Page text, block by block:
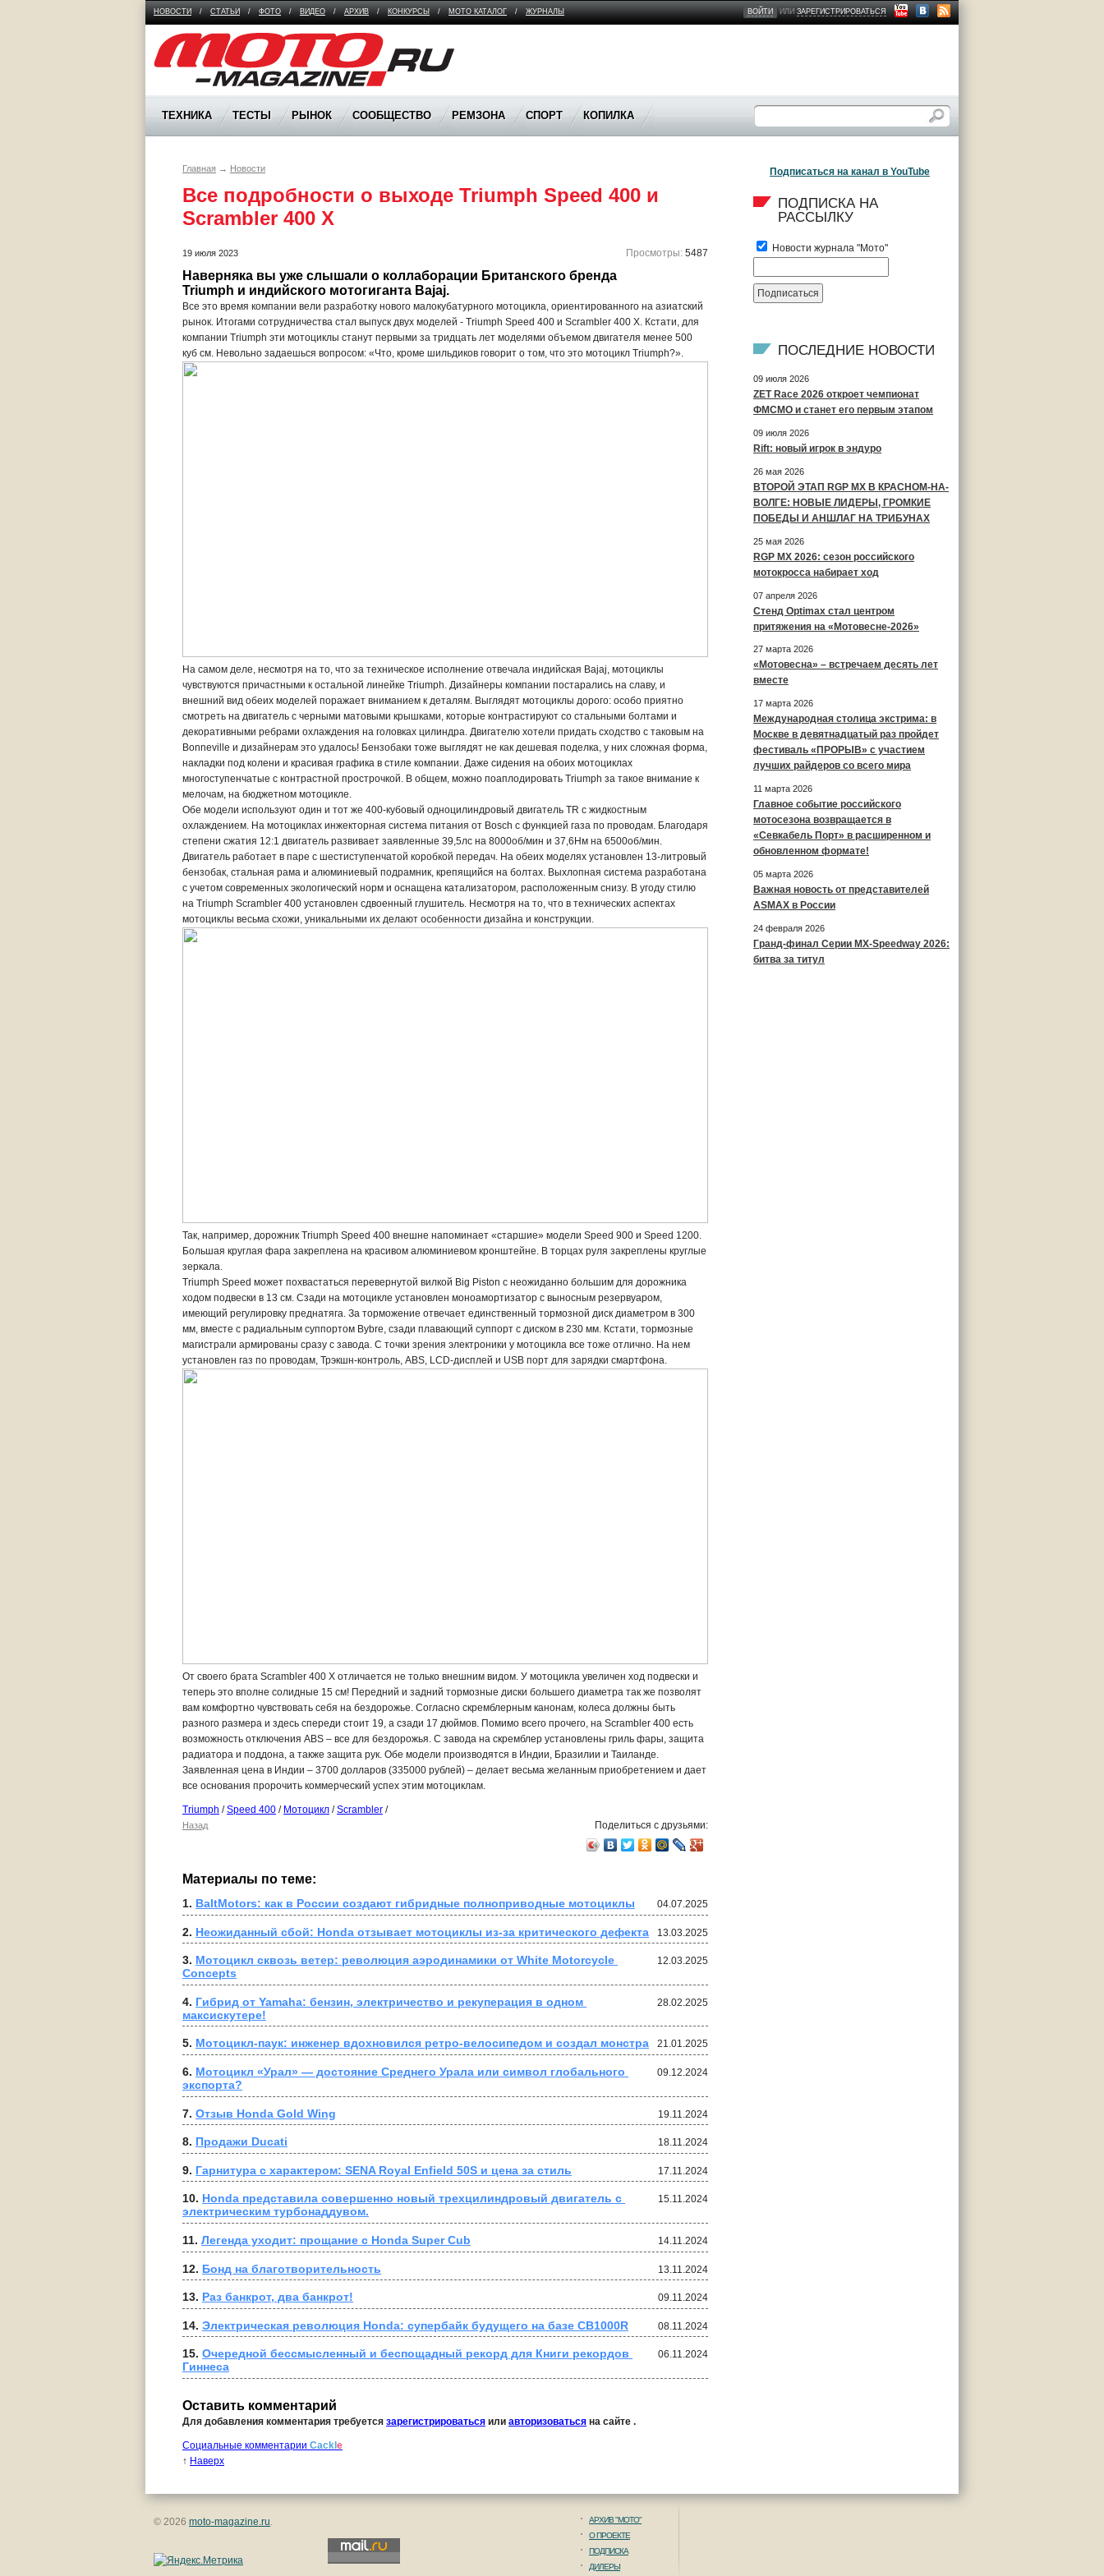
НОВОСТИ / СТАТЬИ / ФОТО / ВИДЕО / АРХИВ / КОНКУРСЫ / МОТО КАТАЛОГ / ЖУРНАЛЫ ВОЙТИ ИЛИЗАРЕГИСТРИРОВАТЬСЯ
Moto Magazine
ТЕХНИКА ТЕСТЫ РЫНОК СООБЩЕСТВО РЕМЗОНА СПОРТ КОПИЛКА
Главная → Новости
Все подробности о выходе Triumph Speed 400 и
Scrambler 400 X
Просмотры: 5487
19 июля 2023
Наверняка вы уже слышали о коллаборации Британского бренда
Triumph и индийского мотогиганта Bajaj.
Все это время компании вели разработку нового малокубатурного мотоцикла, ориентированного на азиатский
рынок. Итогами сотрудничества стал выпуск двух моделей - Triumph Speed 400 и Scrambler 400 X. Кстати, для
компании Triumph эти мотоциклы станут первыми за тридцать лет моделями объемом двигателя менее 500
куб см. Невольно задаешься вопросом: «Что, кроме шильдиков говорит о том, что это мотоцикл Triumph?».
На самом деле, несмотря на то, что за техническое исполнение отвечала индийская Bajaj, мотоциклы
чувствуются причастными к остальной линейке Triumph. Дизайнеры компании постарались на славу, и
внешний вид обеих моделей поражает вниманием к деталям. Выглядят мотоциклы дорого: особо приятно
смотреть на двигатель с черными матовыми крышками, которые контрастируют со стальными болтами и
декоративными ребрами охлаждения на головках цилиндра. Двигателю хотели придать сходство с таковым на
Bonneville и дизайнерам это удалось! Бензобаки тоже выглядят не как дешевая поделка, у них сложная форма,
накладки под колени и красивая графика в стиле компании. Даже сидения на обоих мотоциклах
многоступенчатые с контрастной прострочкой. В общем, можно поаплодировать Triumph за такое внимание к
мелочам, на бюджетном мотоцикле.
Обе модели используют один и тот же 400-кубовый одноцилиндровый двигатель TR с жидкостным
охлаждением. На мотоциклах инжекторная система питания от Bosch с функцией газа по проводам. Благодаря
степени сжатия 12:1 двигатель развивает заявленные 39,5лс на 8000об/мин и 37,6Нм на 6500об/мин.
Двигатель работает в паре с шестиступенчатой коробкой передач. На обеих моделях установлен 13-литровый
бензобак, стальная рама и алюминиевый подрамник, крепящийся на болтах. Выхлопная система разработана
с учетом современных экологический норм и оснащена катализатором, расположенным снизу. В угоду стилю
на Triumph Scrambler 400 установлен сдвоенный глушитель. Несмотря на то, что в технических аспектах
мотоциклы весьма схожи, уникальными их делают особенности дизайна и конструкции.
Так, например, дорожник Triumph Speed 400 внешне напоминает «старшие» модели Speed 900 и Speed 1200.
Большая круглая фара закреплена на красивом алюминиевом кронштейне. В торцах руля закреплены круглые
зеркала.
Triumph Speed может похвастаться перевернутой вилкой Big Piston с неожиданно большим для дорожника
ходом подвески в 13 см. Сзади на мотоцикле установлен моноамортизатор с выносным резервуаром,
имеющий регулировку преднатяга. За торможение отвечает единственный тормозной диск диаметром в 300
мм, вместе с радиальным суппортом Bybre, сзади плавающий суппорт с диском в 230 мм. Кстати, тормозные
магистрали армированы сразу с завода. С точки зрения электроники у мотоцикла все тоже отлично. На нем
установлен газ по проводам, Трэкшн-контроль, ABS, LCD-дисплей и USB порт для зарядки смартфона.
От своего брата Scrambler 400 X отличается не только внешним видом. У мотоцикла увеличен ход подвески и
теперь это вполне солидные 15 см! Передний и задний тормозные диски большего диаметра так же позволят
вам комфортно чувствовать себя на бездорожье. Согласно скремблерным канонам, колеса должны быть
разного размера и здесь спереди стоит 19, а сзади 17 дюймов. Помимо всего прочего, на Scrambler 400 есть
возможность отключения ABS – все для бездорожья. С завода на скремблер установлены гриль фары, защита
радиатора и поддона, а также защита рук. Обе модели производятся в Индии, Бразилии и Таиланде.
Заявленная цена в Индии – 3700 долларов (335000 рублей) – делает весьма желанным приобретением и дает
все основания пророчить коммерческий успех этим мотоциклам.
Triumph /Speed 400 / Мотоцикл /Scrambler /
Назад Поделиться с друзьями:
Материалы по теме:
04.07.2025
1. BaltMotors: как в России создают гибридные полноприводные мотоциклы
13.03.2025
2. Неожиданный сбой: Honda отзывает мотоциклы из-за критического дефекта
12.03.2025
3. Мотоцикл сквозь ветер: революция аэродинамики от White Motorcycle
Concepts
28.02.2025
4. Гибрид от Yamaha: бензин, электричество и рекуперация в одном
максискутере!
21.01.2025
5. Мотоцикл-паук: инженер вдохновился ретро-велосипедом и создал монстра
09.12.2024
6. Мотоцикл «Урал» — достояние Среднего Урала или символ глобального
экспорта?
19.11.2024
7. Отзыв Honda Gold Wing
18.11.2024
8. Продажи Ducati
17.11.2024
9. Гарнитура с характером: SENA Royal Enfield 50S и цена за стиль
15.11.2024
10. Honda представила совершенно новый трехцилиндровый двигатель с
электрическим турбонаддувом.
14.11.2024
11. Легенда уходит: прощание с Honda Super Cub
13.11.2024
12. Бонд на благотворительность
09.11.2024
13. Раз банкрот, два банкрот!
08.11.2024
14. Электрическая революция Honda: супербайк будущего на базе CB1000R
06.11.2024
15. Очередной бессмысленный и беспощадный рекорд для Книги рекордов
Гиннеса
Оставить комментарий
Для добавления комментария требуется зарегистрироваться или авторизоваться на сайте .
Социальные комментарии Cackl e
↑ Наверх
Подписаться на канал в YouTube
ПОДПИСКА НА
РАССЫЛКУ
Новости журнала "Мото"
ПОСЛЕДНИЕ НОВОСТИ
09 июля 2026
ZET Race 2026 откроет чемпионат
ФМСМО и станет его первым этапом
09 июля 2026
Rift: новый игрок в эндуро
26 мая 2026
ВТОРОЙ ЭТАП RGP MX В КРАСНОМ-НА-
ВОЛГЕ: НОВЫЕ ЛИДЕРЫ, ГРОМКИЕ
ПОБЕДЫ И АНШЛАГ НА ТРИБУНАХ
25 мая 2026
RGP MX 2026: сезон российского
мотокросса набирает ход
07 апреля 2026
Стенд Optimax стал центром
притяжения на «Мотовесне-2026»
27 марта 2026
«Мотовесна» – встречаем десять лет
вместе
17 марта 2026
Международная столица экстрима: в
Москве в девятнадцатый раз пройдет
фестиваль «ПРОРЫВ» с участием
лучших райдеров со всего мира
11 марта 2026
Главное событие российского
мотосезона возвращается в
«Севкабель Порт» в расширенном и
обновленном формате!
05 марта 2026
Важная новость от представителей
ASMAX в России
24 февраля 2026
Гранд-финал Серии MX-Speedway 2026:
битва за титул
© 2026 moto-magazine.ru.
АРХИВ "МОТО"
О ПРОЕКТЕ
ПОДПИСКА
ДИЛЕРЫ